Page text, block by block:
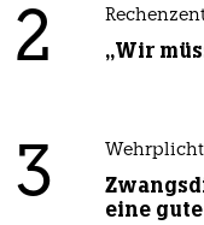
2 „Wir
3
eine